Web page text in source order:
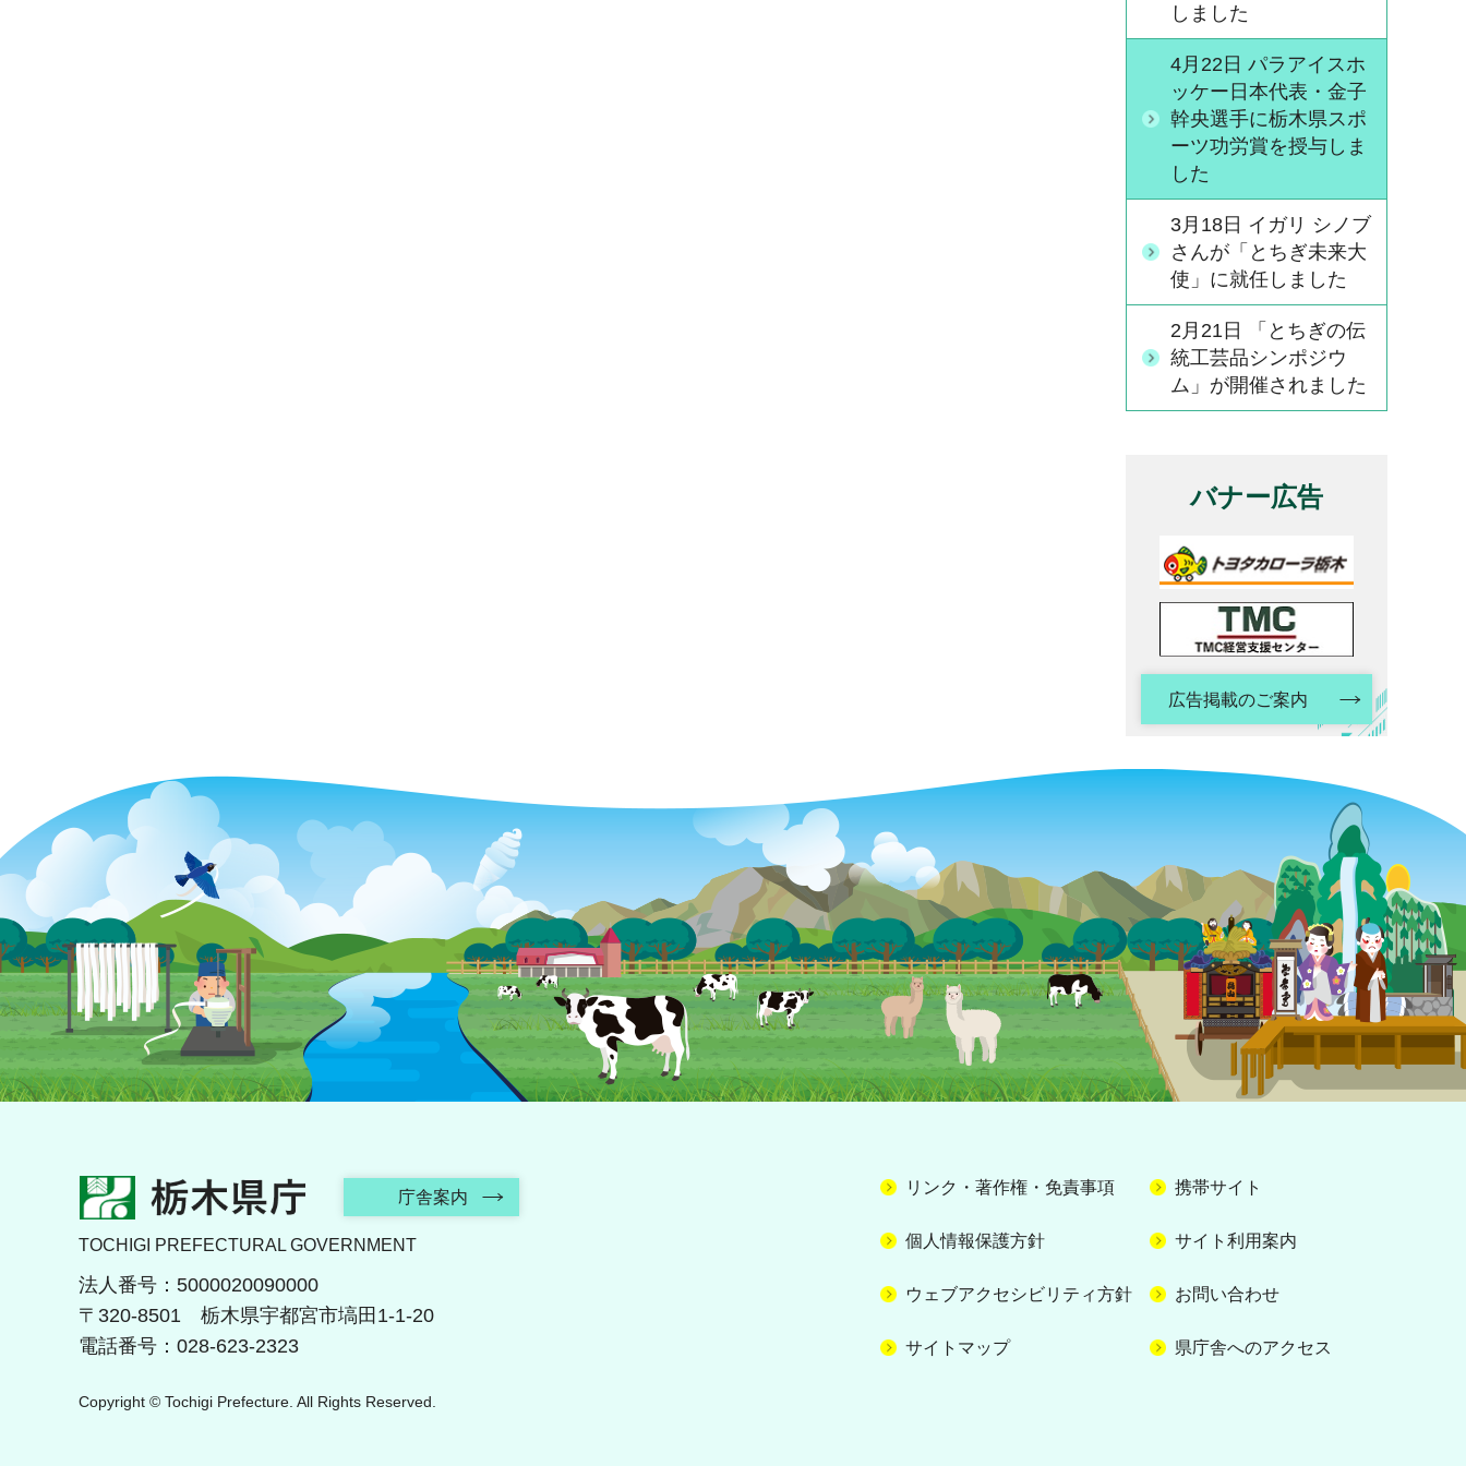
しました
4月22日 パラアイスホ
ッケー日本代表・金子
幹央選手に栃木県スポ
ーツ功労賞を授与しま
した
3月18日 イガリ シノブ
さんが「とちぎ未来大
使」に就任しました
2月21日 「とちぎの伝
統工芸品シンポジウ
ム」が開催されました
バナー広告
広告掲載のご案内
栃木県庁 庁舎案内
TOCHIGI PREFECTURAL GOVERNMENT
法人番号：5000020090000
〒320-8501 栃木県宇都宮市塙田1-1-20
電話番号：028-623-2323
リンク・著作権・免責事項 携帯サイト
個人情報保護方針 サイト利用案内
ウェブアクセシビリティ方針 お問い合わせ
サイトマップ 県庁舎へのアクセス
Copyright © Tochigi Prefecture. All Rights Reserved.